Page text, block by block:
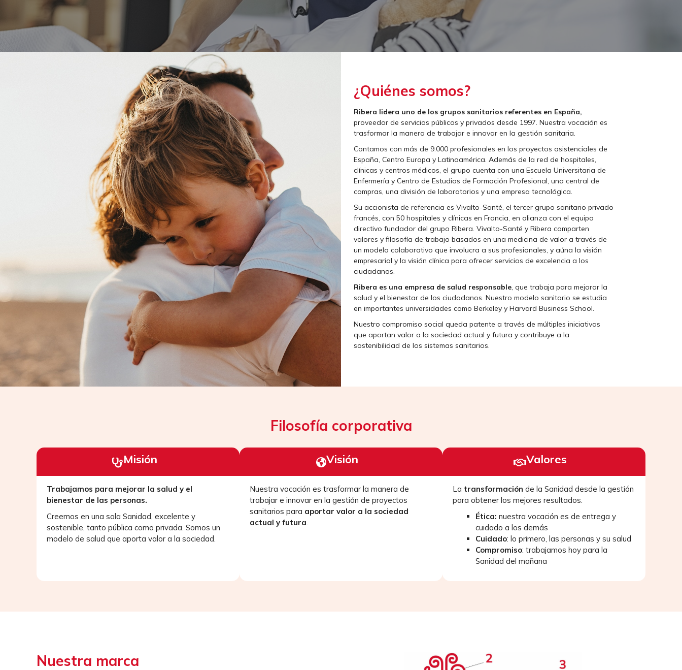
¿Quiénes somos?
Ribera lidera uno de los grupos sanitarios referentes en España,
proveedor de servicios públicos y privados desde 1997. Nuestra vocación es
trasformar la manera de trabajar e innovar en la gestión sanitaria.
Contamos con más de 9.000 profesionales en los proyectos asistenciales de
España, Centro Europa y Latinoamérica. Además de la red de hospitales,
clínicas y centros médicos, el grupo cuenta con una Escuela Universitaria de
Enfermería y Centro de Estudios de Formación Profesional, una central de
compras, una división de laboratorios y una empresa tecnológica.
Su accionista de referencia es Vivalto-Santé, el tercer grupo sanitario privado
francés, con 50 hospitales y clínicas en Francia, en alianza con el equipo
directivo fundador del grupo Ribera. Vivalto-Santé y Ribera comparten
valores y filosofía de trabajo basados en una medicina de valor a través de
un modelo colaborativo que involucra a sus profesionales, y aúna la visión
empresarial y la visión clínica para ofrecer servicios de excelencia a los
ciudadanos.
Ribera es una empresa de salud responsable, que trabaja para mejorar la
salud y el bienestar de los ciudadanos. Nuestro modelo sanitario se estudia
en importantes universidades como Berkeley y Harvard Business School.
Nuestro compromiso social queda patente a través de múltiples iniciativas
que aportan valor a la sociedad actual y futura y contribuye a la
sostenibilidad de los sistemas sanitarios.
Filosofía corporativa
Misión
Trabajamos para mejorar la salud y el
bienestar de las personas.
Creemos en una sola Sanidad, excelente y
sostenible, tanto pública como privada. Somos un
modelo de salud que aporta valor a la sociedad.
Visión
Nuestra vocación es trasformar la manera de
trabajar e innovar en la gestión de proyectos
sanitarios para aportar valor a la sociedad
actual y futura.
Valores
La transformación de la Sanidad desde la gestión
para obtener los mejores resultados.
Ética: nuestra vocación es de entrega y
cuidado a los demás
Cuidado: lo primero, las personas y su salud
Compromiso: trabajamos hoy para la
Sanidad del mañana
Nuestra marca